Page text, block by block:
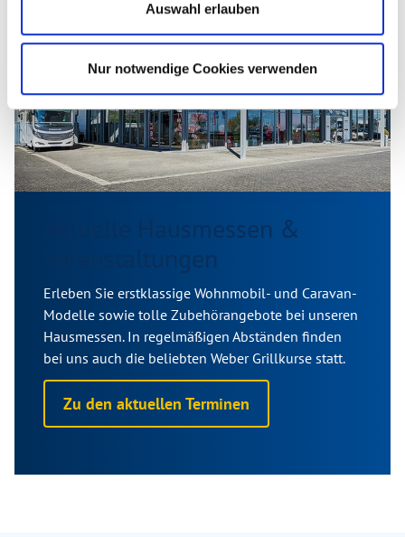
Auswahl erlauben
Nur notwendige Cookies verwenden
Aktuelle Hausmessen &
Veranstaltungen
Erleben Sie erstklassige Wohnmobil- und Caravan-
Modelle sowie tolle Zubehörangebote bei unseren
Hausmessen. In regelmäßigen Abständen finden
bei uns auch die beliebten Weber Grillkurse statt.
Zu den aktuellen Terminen